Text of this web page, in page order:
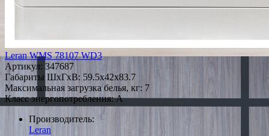
Leran WMS 78107 WD3
Артикул: 347687
Габариты ШxГxВ: 59.5x42x83.7
Максимальная загрузка белья, кг: 7
Класс энергопотребления: A
Производитель:
Leran